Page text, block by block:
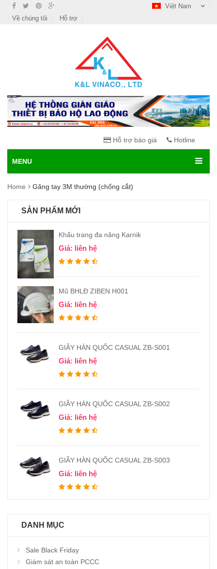
Việt Nam
Về chúng tôi
Hỗ trợ
Hỗ trợ báo giá Hotline
MENU
Home Găng tay 3M thường (chống cắt)
SẢN PHẨM MỚI
Khẩu trang đa năng Karnik
Giá: liên hệ
Mũ BHLĐ ZIBEN H001
Giá: liên hệ
GIẦY HÀN QUỐC CASUAL ZB-S001
Giá: liên hệ
GIẦY HÀN QUỐC CASUAL ZB-S002
Giá: liên hệ
GIẦY HÀN QUỐC CASUAL ZB-S003
Giá: liên hệ
DANH MỤC
Sale Black Friday
Giám sát an toàn PCCC